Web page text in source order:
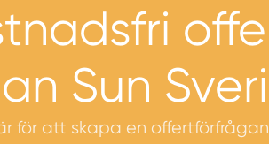
Sun
för att skapa en